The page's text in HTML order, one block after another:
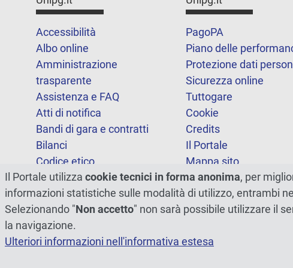
Accessibilità
Albo online
Amministrazione
trasparente
Assistenza e FAQ
Atti di notifica
Bandi di gara e contratti
Bilanci
Codice etico
FOIA
Note legali
PagoPA
Piano delle
Protezione dati
Sicurezza online
Tuttogare
Cookie
Credits
Il Portale
Mappa sito
Statistiche
Dichiarazione di
accessibilità
Il Portale utilizza cookie tecnici in forma anonima, per
informazioni statistiche sulle modalità di utilizzo, entrambi
Selezionando "Non accetto" non sarà possibile utilizzare il
la navigazione.
Ulteriori informazioni nell'informativa estesa